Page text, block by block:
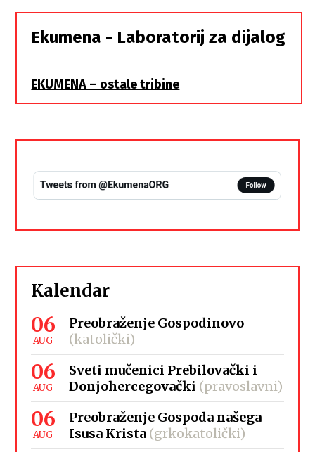
Srbi,
istorodna
braća
Ekumena - Laboratorij za dijalog
EKUMENA – ostale tribine
Kalendar
06
AUG
Preobraženje Gospodinovo
(katolički)
06
AUG
Sveti mučenici Prebilovački i
Donjohercegovački (pravoslavni)
06
AUG
Preobraženje Gospoda našega
Isusa Krista (grkokatolički)